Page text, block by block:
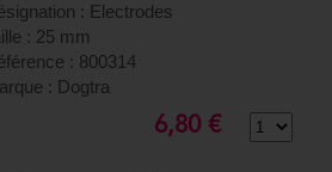
: Electrodes
: 25 mm
: 800314
: Dogtra
6,80 €